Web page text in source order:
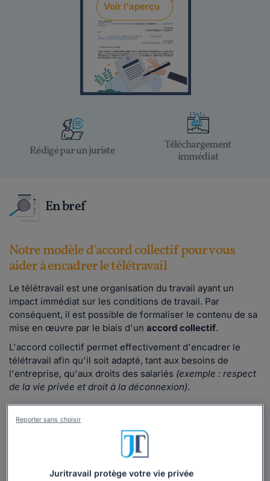
Voir l'aperçu
Rédigé par un juriste
Téléchargement
immédiat
En bref
Notre modèle d'accord collectif pour vous
aider à encadrer le télétravail
Le télétravail est une organisation du travail ayant un
impact immédiat sur les conditions de travail. Par
conséquent, il est possible de formaliser le contenu de sa
mise en œuvre par le biais d'un accord collectif.
L'accord collectif permet effectivement d'encadrer le
télétravail afin qu'il soit adapté, tant aux besoins de
l'entreprise, qu'aux droits des salariés (exemple : respect
de la vie privée et droit à la déconnexion).
Quand utiliser notre modèle d'accord collectif
Vous envisagez une organisation en tout ou partie en
Juritravail protège votre vie privée
Reporter sans choisir